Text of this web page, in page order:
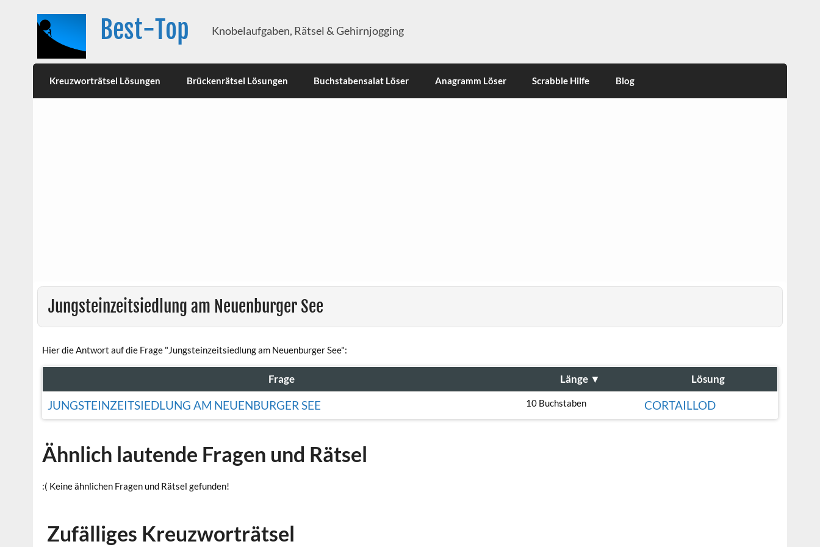
Best-Top Knobelaufgaben, Rätsel & Gehirnjogging
Kreuzworträtsel Lösungen Brückenrätsel Lösungen Buchstabensalat Löser Anagramm Löser Scrabble Hilfe Blog
Jungsteinzeitsiedlung am Neuenburger See
Hier die Antwort auf die Frage "Jungsteinzeitsiedlung am Neuenburger See":
Frage Länge ▼ Lösung
JUNGSTEINZEITSIEDLUNG AM NEUENBURGER SEE 10 Buchstaben CORTAILLOD
Ähnlich lautende Fragen und Rätsel
:( Keine ähnlichen Fragen und Rätsel gefunden!
Zufälliges Kreuzworträtsel